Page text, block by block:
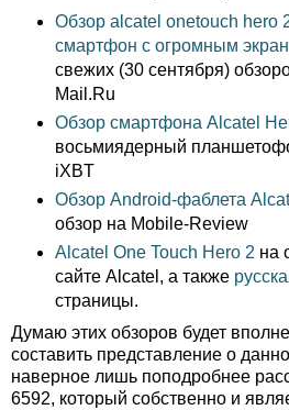
Обзор alcatel onetouch hero
смартфон с огромным
свежих (30 сентября)
Mail.Ru
Обзор смартфона Alcatel
восьмиядерный
iXBT
Обзор Android-фаблета
обзор на Mobile-Review
Alcatel One Touch Hero 2 на
сайте Alcatel, а также
страницы.
Думаю этих обзоров будет
составить представление о
наверное лишь поподробнее
6592, который собственно и